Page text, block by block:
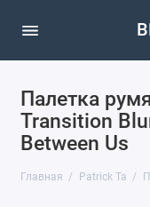
Палетка
Transition
Between Us
Главная Patrick Ta